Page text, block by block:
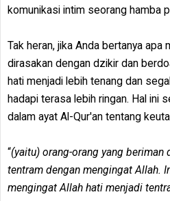
komunikasi intim seorang hamba
Tak heran, jika Anda bertanya apa
dirasakan dengan dzikir dan
hati menjadi lebih tenang dan
hadapi terasa lebih ringan. Hal ini
dalam ayat Al-Qur'an tentang
“(yaitu) orang-orang yang beriman
tentram dengan mengingat Allah.
mengingat Allah hati menjadi